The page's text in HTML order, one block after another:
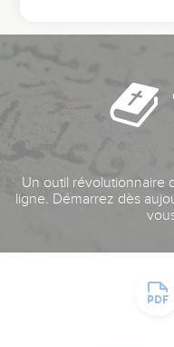
Un outil révolutionnaire
ligne. Démarrez dès